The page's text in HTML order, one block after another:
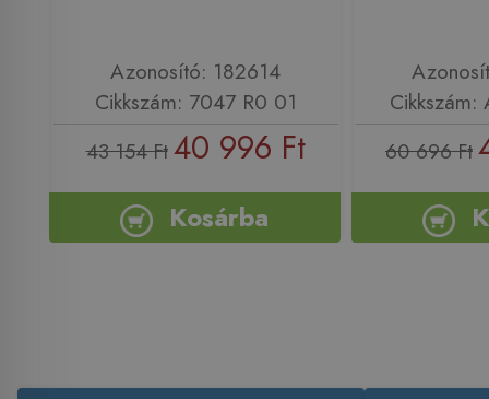
Azonosító: 182614
Cikkszám: 7047 R0 01
43 154 Ft 40 996 Ft
Kosárba
60 696 Ft